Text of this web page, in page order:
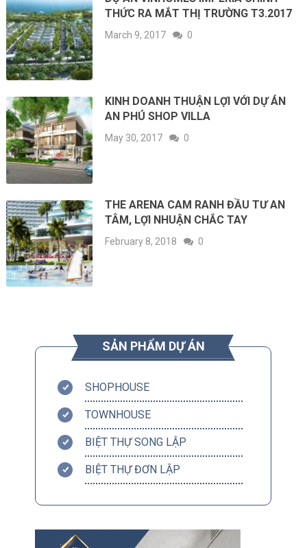
THỨC RA MẮT THỊ TRƯỜNG T3.2017
March 9, 2017 0
KINH DOANH THUẬN LỢI VỚI DỰ ÁN
AN PHÚ SHOP VILLA
May 30, 2017 0
THE ARENA CAM RANH ĐẦU TƯ AN
TÂM, LỢI NHUẬN CHẮC TAY
February 8, 2018 0
SẢN PHẨM DỰ ÁN
SHOPHOUSE
TOWNHOUSE
BIỆT THỰ SONG LẬP
BIỆT THỰ ĐƠN LẬP